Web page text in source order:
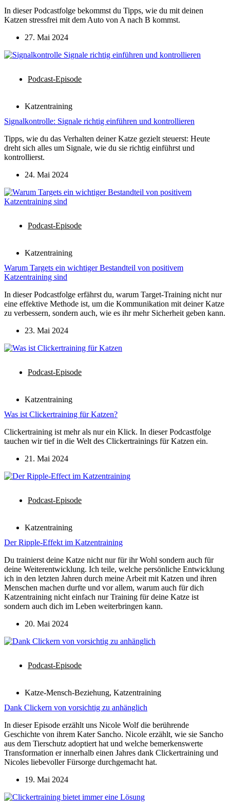
In dieser Podcastfolge bekommst du Tipps, wie du mit deinen
Katzen stressfrei mit dem Auto von A nach B kommst.
27. Mai 2024
Podcast-Episode
Katzentraining
Signalkontrolle: Signale richtig einführen und kontrollieren
Tipps, wie du das Verhalten deiner Katze gezielt steuerst: Heute
dreht sich alles um Signale, wie du sie richtig einführst und
kontrollierst.
24. Mai 2024
Podcast-Episode
Katzentraining
Warum Targets ein wichtiger Bestandteil von positivem
Katzentraining sind
In dieser Podcastfolge erfährst du, warum Target-Training nicht nur
eine effektive Methode ist, um die Kommunikation mit deiner Katze
zu verbessern, sondern auch, wie es ihr mehr Sicherheit geben kann.
23. Mai 2024
Podcast-Episode
Katzentraining
Was ist Clickertraining für Katzen?
Clickertraining ist mehr als nur ein Klick. In dieser Podcastfolge
tauchen wir tief in die Welt des Clickertrainings für Katzen ein.
21. Mai 2024
Podcast-Episode
Katzentraining
Der Ripple-Effekt im Katzentraining
Du trainierst deine Katze nicht nur für ihr Wohl sondern auch für
deine Weiterentwicklung. Ich teile, welche persönliche Entwicklung
ich in den letzten Jahren durch meine Arbeit mit Katzen und ihren
Menschen machen durfte und vor allem, warum auch für dich
Katzentraining nicht einfach nur Training für deine Katze ist
sondern auch dich im Leben weiterbringen kann.
20. Mai 2024
Podcast-Episode
Katze-Mensch-Beziehung, Katzentraining
Dank Clickern von vorsichtig zu anhänglich
In dieser Episode erzählt uns Nicole Wolf die berührende
Geschichte von ihrem Kater Sancho. Nicole erzählt, wie sie Sancho
aus dem Tierschutz adoptiert hat und welche bemerkenswerte
Transformation er innerhalb einen Jahres dank Clickertraining und
Nicoles liebevoller Fürsorge durchgemacht hat.
19. Mai 2024